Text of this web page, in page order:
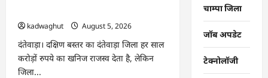
खुलासा
kadwaghut
August 5, 2026
दंतेवाड़ा। दक्षिण बस्तर का दंतेवाड़ा जिला हर साल
करोड़ों रुपये का खनिज राजस्व देता है, लेकिन
जिला...
चाम्पा जिला
जॉब अपडेट
टेक्नोलॉजी